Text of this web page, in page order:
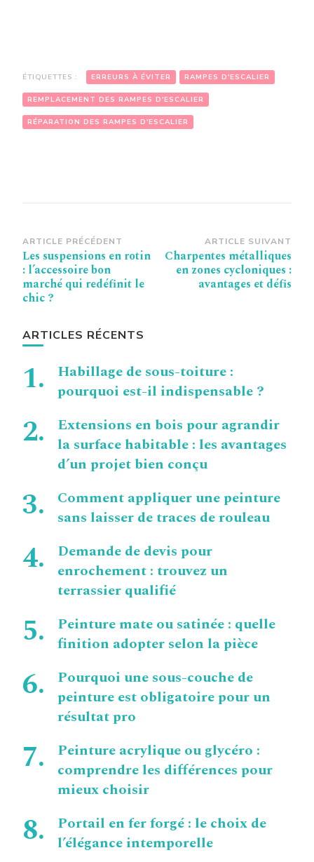
ÉTIQUETTES : ERREURS À ÉVITER RAMPES D'ESCALIER
REMPLACEMENT DES RAMPES D'ESCALIER
RÉPARATION DES RAMPES D'ESCALIER
Navigation
d’article
ARTICLE PRÉCÉDENT
Les suspensions en rotin
: l’accessoire bon
marché qui redéfinit le
chic ?
ARTICLE SUIVANT
Charpentes métalliques
en zones cycloniques :
avantages et défis
ARTICLES RÉCENTS
Habillage de sous-toiture :
pourquoi est-il indispensable ?
Extensions en bois pour agrandir
la surface habitable : les avantages
d’un projet bien conçu
Comment appliquer une peinture
sans laisser de traces de rouleau
Demande de devis pour
enrochement : trouvez un
terrassier qualifié
Peinture mate ou satinée : quelle
finition adopter selon la pièce
Pourquoi une sous-couche de
peinture est obligatoire pour un
résultat pro
Peinture acrylique ou glycéro :
comprendre les différences pour
mieux choisir
Portail en fer forgé : le choix de
l’élégance intemporelle